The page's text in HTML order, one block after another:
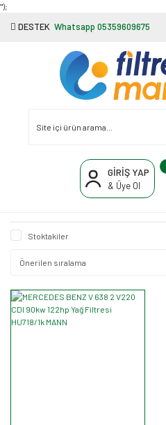
"');
DESTEK Whatsapp 05359609675
GİRİŞ YAP
& Üye Ol
Stoktakiler